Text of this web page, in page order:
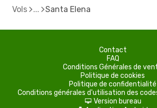
Vols Santa Elena
Contact
FAQ
Conditions Générales de
Politique de cookies
Politique de confidentialité
Conditions générales d'utilisation des
d Version bureau